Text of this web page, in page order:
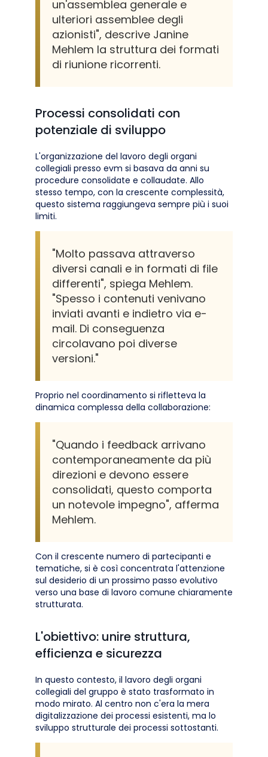
un'assemblea generale e
ulteriori assemblee degli
azionisti", descrive Janine
Mehlem la struttura dei formati
di riunione ricorrenti.
Processi consolidati con
potenziale di sviluppo
L'organizzazione del lavoro degli organi
collegiali presso evm si basava da anni su
procedure consolidate e collaudate. Allo
stesso tempo, con la crescente complessità,
questo sistema raggiungeva sempre più i suoi
limiti.
"Molto passava attraverso
diversi canali e in formati di file
differenti", spiega Mehlem.
"Spesso i contenuti venivano
inviati avanti e indietro via e-
mail. Di conseguenza
circolavano poi diverse
versioni."
Proprio nel coordinamento si rifletteva la
dinamica complessa della collaborazione:
"Quando i feedback arrivano
contemporaneamente da più
direzioni e devono essere
consolidati, questo comporta
un notevole impegno", afferma
Mehlem.
Con il crescente numero di partecipanti e
tematiche, si è così concentrata l'attenzione
sul desiderio di un prossimo passo evolutivo
verso una base di lavoro comune chiaramente
strutturata.
L'obiettivo: unire struttura,
efficienza e sicurezza
In questo contesto, il lavoro degli organi
collegiali del gruppo è stato trasformato in
modo mirato. Al centro non c'era la mera
digitalizzazione dei processi esistenti, ma lo
sviluppo strutturale dei processi sottostanti.